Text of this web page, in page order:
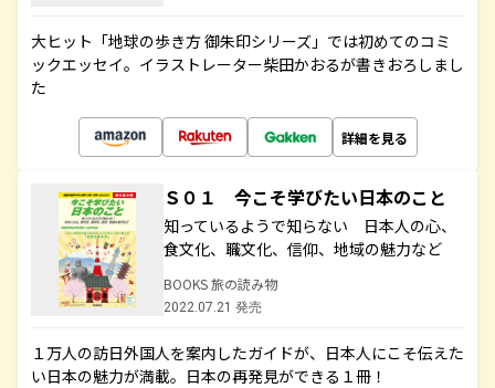
大ヒット「地球の歩き方 御朱印シリーズ」では初めてのコミ
ックエッセイ。イラストレーター柴田かおるが書きおろしまし
た
詳細を見る
Ｓ０１ 今こそ学びたい日本のこと
知っているようで知らない 日本人の心、
食文化、職文化、信仰、地域の魅力など
BOOKS 旅の読み物
2022.07.21 発売
１万人の訪日外国人を案内したガイドが、日本人にこそ伝えた
い日本の魅力が満載。日本の再発見ができる１冊！